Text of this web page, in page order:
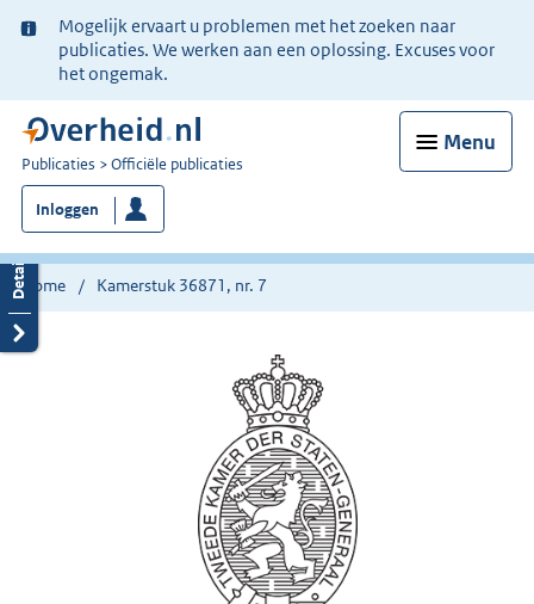
Ter
informatie:
Mogelijk ervaart u problemen met het zoeken naar
publicaties. We werken aan een oplossing. Excuses voor
het ongemak.
Menu
U
bent
nu
hier:
Publicaties Officiële publicaties
Inloggen
Home Kamerstuk 36871, nr. 7